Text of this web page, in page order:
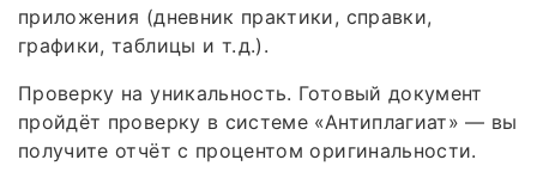
приложения (дневник практики, справки,
графики, таблицы и т. д.).
Проверку на уникальность. Готовый документ
пройдёт проверку в системе «Антиплагиат» — вы
получите отчёт с процентом оригинальности.